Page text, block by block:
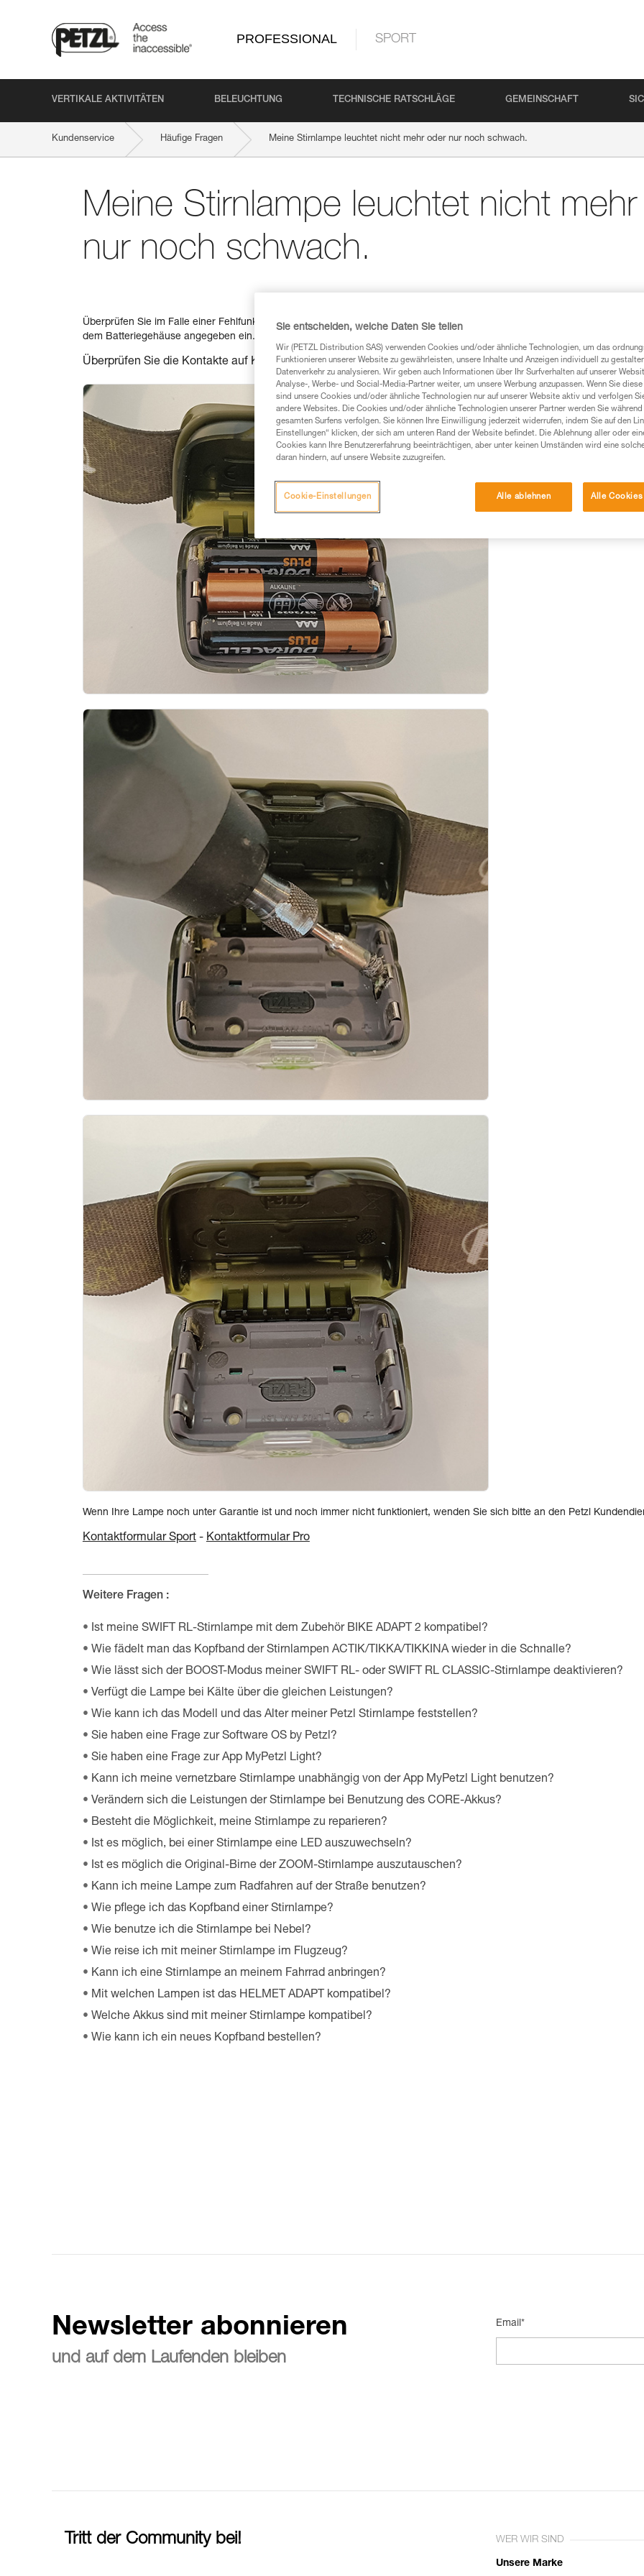
PROFESSIONAL SPORT
VERTIKALE AKTIVITÄTEN BELEUCHTUNG TECHNISCHE RATSCHLÄGE GEMEINSCHAFT
Kundenservice Häufige Fragen Meine Stirnlampe leuchtet nicht mehr oder nur noch schwach.
Meine Stirnlampe leuchtet nicht
nur noch schwach.
Überprüfen Sie im Falle einer Fehlfunktion die Batterien und vergewissern Sie sich, dass diese richtig eingelegt sind.
dem Batteriegehäuse angegeben ein.
Überprüfen Sie die Kontakte auf Korrosion. Bei Korrosion die Kontakte vorsichtig freikratzen, ohne sie zu
Wenn Ihre Lampe noch unter Garantie ist und noch immer nicht funktioniert, wenden Sie sich bitte an den Petzl
Kontaktformular Sport- Kontaktformular Pro
Weitere Fragen :
Ist meine SWIFT RL-Stirnlampe mit dem Zubehör BIKE ADAPT 2 kompatibel?
Wie fädelt man das Kopfband der Stirnlampen ACTIK/TIKKA/TIKKINA wieder in die Schnalle?
Wie lässt sich der BOOST-Modus meiner SWIFT RL- oder SWIFT RL CLASSIC-Stirnlampe deaktivieren?
Verfügt die Lampe bei Kälte über die gleichen Leistungen?
Wie kann ich das Modell und das Alter meiner Petzl Stirnlampe feststellen?
Sie haben eine Frage zur Software OS by Petzl?
Sie haben eine Frage zur App MyPetzl Light?
Kann ich meine vernetzbare Stirnlampe unabhängig von der App MyPetzl Light benutzen?
Verändern sich die Leistungen der Stirnlampe bei Benutzung des CORE-Akkus?
Besteht die Möglichkeit, meine Stirnlampe zu reparieren?
Ist es möglich, bei einer Stirnlampe eine LED auszuwechseln?
Ist es möglich die Original-Birne der ZOOM-Stirnlampe auszutauschen?
Kann ich meine Lampe zum Radfahren auf der Straße benutzen?
Wie pflege ich das Kopfband einer Stirnlampe?
Wie benutze ich die Stirnlampe bei Nebel?
Wie reise ich mit meiner Stirnlampe im Flugzeug?
Kann ich eine Stirnlampe an meinem Fahrrad anbringen?
Mit welchen Lampen ist das HELMET ADAPT kompatibel?
Welche Akkus sind mit meiner Stirnlampe kompatibel?
Wie kann ich ein neues Kopfband bestellen?
Newsletter abonnieren
und auf dem Laufenden bleiben
Email*
Tritt der Community bei! WER WIR SIND
Unsere Marke
Sie entscheiden, welche Daten Sie teilen
Wir (PETZL Distribution SAS) verwenden Cookies und/oder ähnliche Technologien, um das
Funktionieren unserer Website zu gewährleisten, unsere Inhalte und Anzeigen individuell zu
Datenverkehr zu analysieren. Wir geben auch Informationen über Ihr Surfverhalten auf unserer
Analyse-, Werbe- und Social-Media-Partner weiter, um unsere Werbung anzupassen. Wenn Sie
sind unsere Cookies und/oder ähnliche Technologien nur auf unserer Website aktiv und verfolgen
andere Websites. Die Cookies und/oder ähnliche Technologien unserer Partner werden Sie während
gesamten Surfens verfolgen. Sie können Ihre Einwilligung jederzeit widerrufen, indem Sie auf den
Einstellungen“ klicken, der sich am unteren Rand der Website befindet. Die Ablehnung aller oder
Cookies kann Ihre Benutzererfahrung beeinträchtigen, aber unter keinen Umständen wird eine
daran hindern, auf unsere Website zuzugreifen.
Alle ablehnen Alle
Cookie-Einstellungen